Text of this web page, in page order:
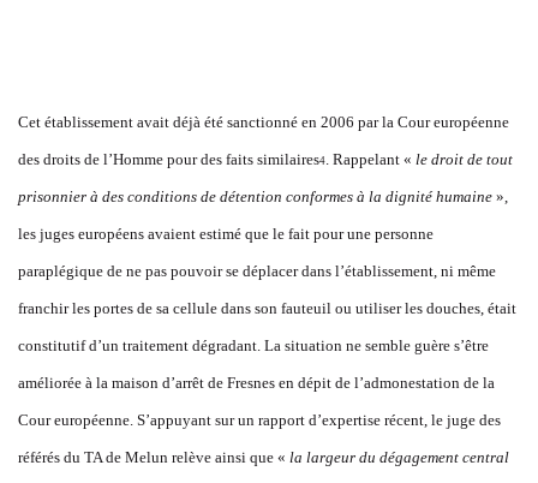
Cet établissement avait déjà été sanctionné en 2006 par la Cour européenne
des droits de l’Homme pour des faits similaires4 . Rappelant « le droit de tout
prisonnier à des conditions de détention conformes à la dignité humaine »,
les juges européens avaient estimé que le fait pour une personne
paraplégique de ne pas pouvoir se déplacer dans l’établissement, ni même
franchir les portes de sa cellule dans son fauteuil ou utiliser les douches, était
constitutif d’un traitement dégradant. La situation ne semble guère s’être
améliorée à la maison d’arrêt de Fresnes en dépit de l’admonestation de la
Cour européenne. S’appuyant sur un rapport d’expertise récent, le juge des
référés du TA de Melun relève ainsi que « la largeur du dégagement central